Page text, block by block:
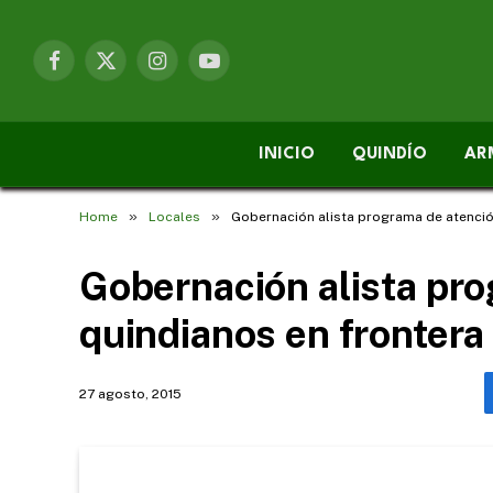
Facebook
X
InstagramYouTube
INICIO QUINDÍO
Home » Locales » Gobernación alista programa de
Gobernación alista
quindianos en frontera
27 agosto, 2015